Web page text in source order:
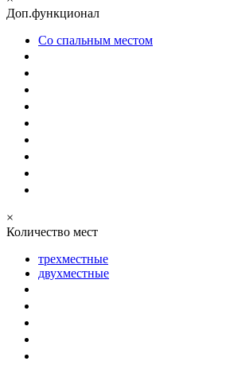
Доп.функционал
Со спальным местом
×
Количество мест
трехместные
двухместные